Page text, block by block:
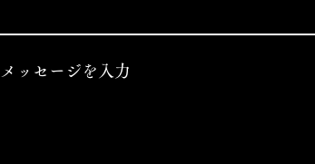
メッセージを入力